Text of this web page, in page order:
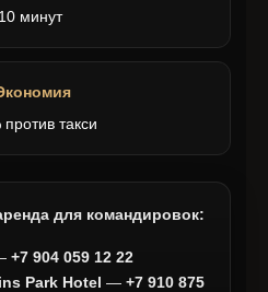
минут
такси
для командировок:
+7 904 059 12 22
Park Hotel — +7 910 875